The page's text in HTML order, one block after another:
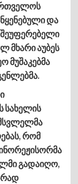
და
შეუფერებელი
მხარი აუბეს
მუშაკებმა
სახელის
რომ
გადაიღო,